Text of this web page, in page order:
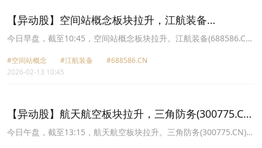
【异动股】空间站概念板块拉升，江航装备
(688586.CN)涨12.43%
今日早盘，截至10:45，空间站概念板块拉升。江航装备(688586.CN)
北化股份(002246.CN)涨4.09%报20.61元，全信股份(300447.CN)涨
3.66%报20.96元，泰林生物(300813.CN)涨3.11%报26.21元，热威
#空间站概念 #江航装备
#688586.CN
2026-02-13 10:45
【异动股】航天航空板块拉升，三角防务(300775.CN)
涨19.99%
今日午盘，截至13:15，航天航空板块拉升。三角防务(300775.CN)涨